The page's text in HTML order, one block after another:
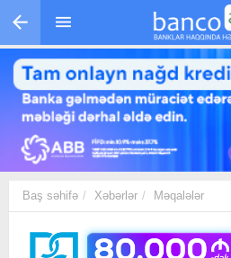
Skip to main content
Baş səhifə Xəbərlər Məqalələr